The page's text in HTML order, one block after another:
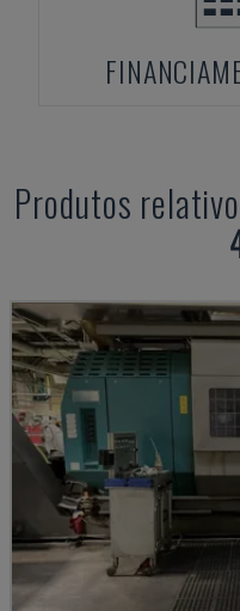
Produtos